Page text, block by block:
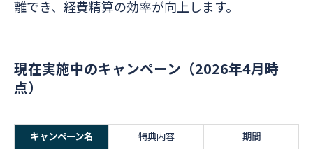
離でき、経費精算の効率が向上します。
現在実施中のキャンペーン（2026年4月時
点）
キャンペーン名 特典内容
期間